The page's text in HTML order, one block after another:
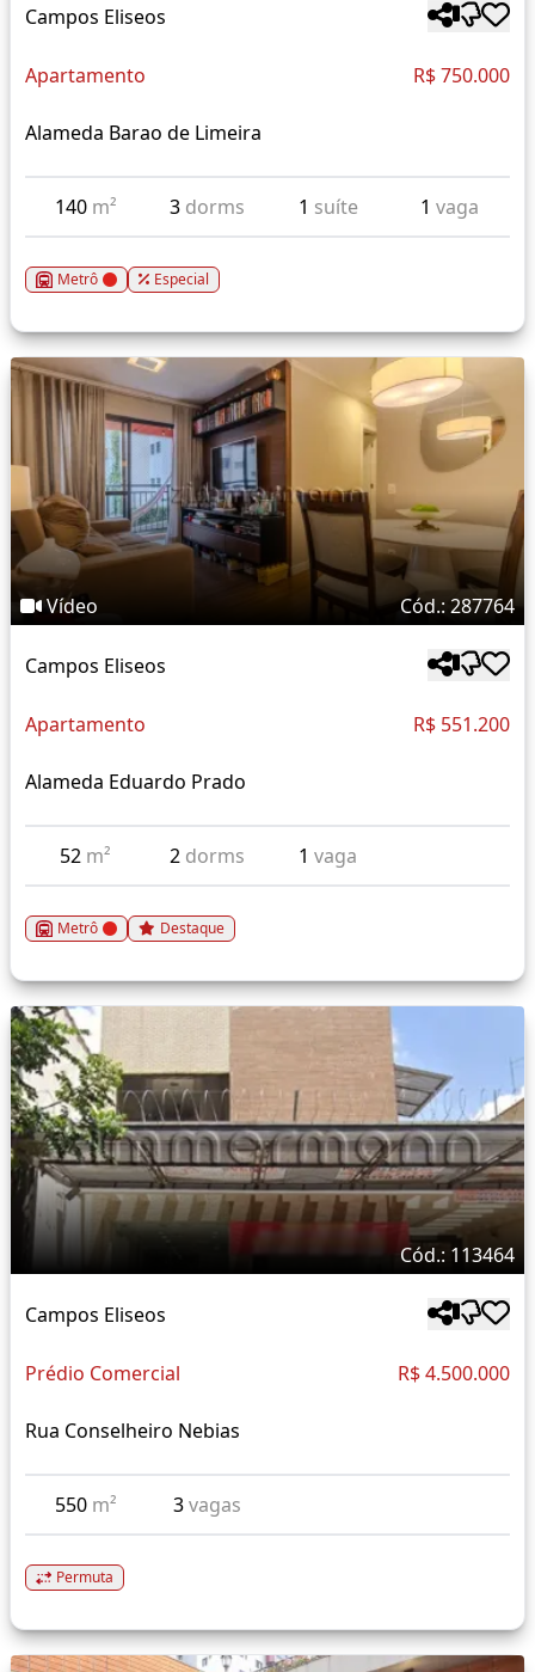
Campos Eliseos
Apartamento R$ 750.000
Alameda Barao de Limeira
140 m² 3 dorms 1 suíte 1 vaga
Metrô Especial
Vídeo Cód.: 287764
Campos Eliseos
Apartamento R$ 551.200
Alameda Eduardo Prado
52 m² 2 dorms 1vaga
Metrô Destaque
Cód.: 113464
Campos Eliseos
Prédio Comercial R$ 4.500.000
Rua Conselheiro Nebias
550 m² 3vagas
Permuta